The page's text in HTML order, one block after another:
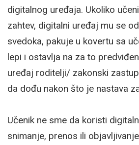
digitalnog uređaja. Ukoliko
zahtev, digitalni uređaj mu se
svedoka, pakuje u kovertu sa
lepi i ostavlja na za to
uređaj roditelji/ zakonski
da dođu nakon što je nastava
Učenik ne sme da koristi
snimanje, prenos ili